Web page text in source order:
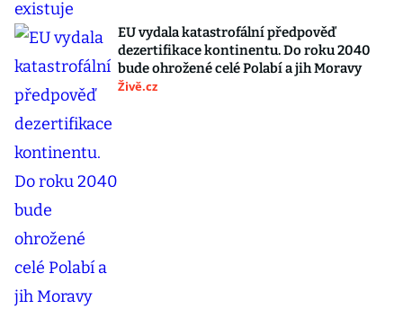
EU vydala katastrofální předpověď
dezertifikace kontinentu. Do roku 2040
bude ohrožené celé Polabí a jih Moravy
Živě.cz